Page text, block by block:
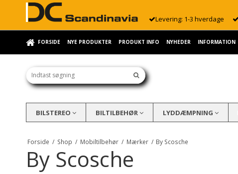
Levering: 1-3 hverdage
FORSIDE NYE PRODUKTER PRODUKT INFO NYHEDER INFORMATION
BILSTEREO BILTILBEHØR LYDDÆMPNING
Forside / Shop / Mobiltilbehør / Mærker / By Scosche
By Scosche